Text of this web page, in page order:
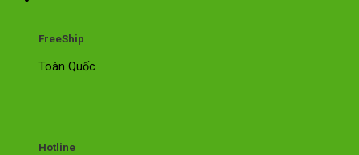
FreeShip
Toàn Quốc
Hotline